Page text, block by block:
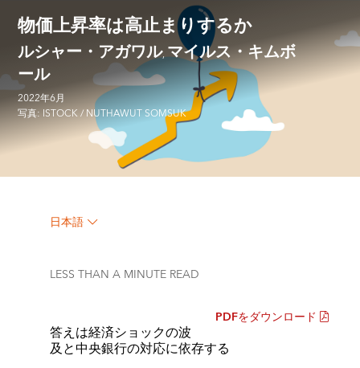
物価上昇率は高止まりするか
ルシャー・アガワル,マイルス・キムボ
ール
2022年6月
写真: ISTOCK / NUTHAWUT SOMSUK
日本語
LESS THAN A MINUTE READ
PDFをダウンロード
答えは経済ショックの波
及と中央銀行の対応に依存する